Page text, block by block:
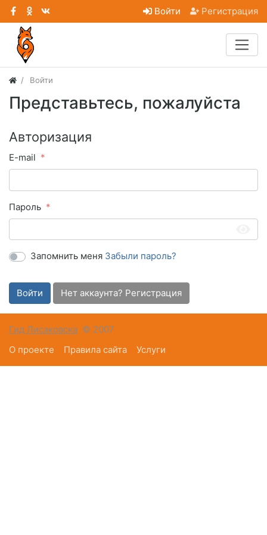
Войти Регистрация
Войти
Представьтесь, пожалуйста
Авторизация
E-mail
Пароль
Запомнить меня Забыли пароль?
Войти Нет аккаунта? Регистрация
Гид Лисаковска © 2007
О проекте
Правила сайта Услуги